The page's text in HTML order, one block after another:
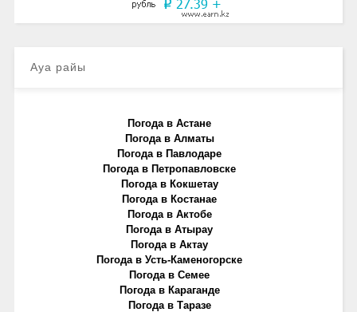
Ауа райы
Погода в Астане
Погода в Алматы
Погода в Павлодаре
Погода в Петропавловске
Погода в Кокшетау
Погода в Костанае
Погода в Актобе
Погода в Атырау
Погода в Актау
Погода в Усть-Каменогорске
Погода в Семее
Погода в Караганде
Погода в Таразе